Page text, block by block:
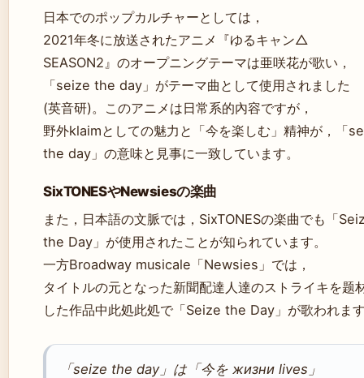
日本でのポップカルチャーとしては，
2021年冬に放送されたアニメ『ゆるキャン△
SEASON2』のオープニングテーマは亜咲花が歌い，
「seize the day」がテーマ曲として使用されました
(英音研)。このアニメは日常系的內容ですが，
野外klaimとしての魅力と「今を楽しむ」精神が，「
the day」の意味と見事に一致しています。
SixTONESやNewsiesの楽曲
また，日本語の文脈では，SixTONESの楽曲でも「
the Day」が使用されたことが知られています。
一方Broadway musicale「Newsies」では，
タイトルの元となった新聞配達人達のストライキを题
した作品中此処此処で「Seize the Day」が歌われま
「seize the day」は「今を жизни lives」